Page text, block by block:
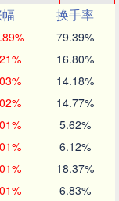
换手率
79.39%
16.80%
14.18%
14.77%
5.62%
6.12%
18.37%
6.83%